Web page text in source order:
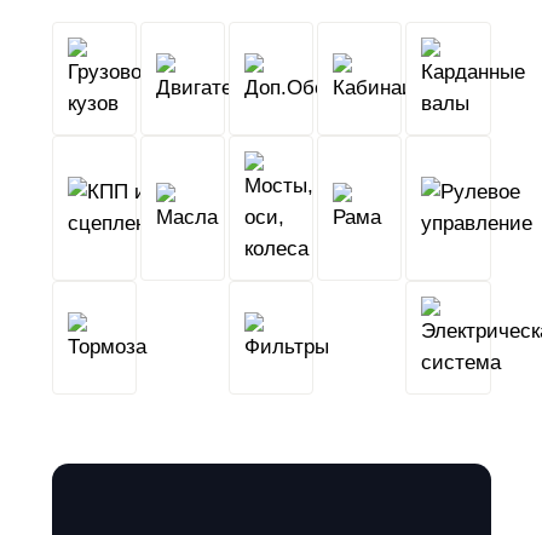
Грузовой
кузов
Двигатель Кабина
КПП
и
сцепление
Масла
оси,
Рама
Тормоза Фильтры